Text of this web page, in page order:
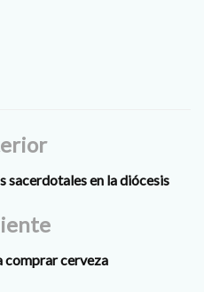
sacerdotales en la diócesis
comprar cerveza